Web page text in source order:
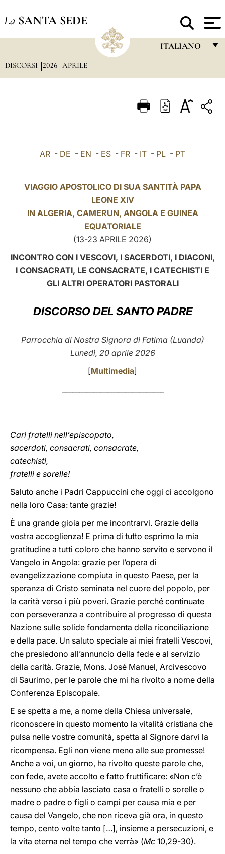
La SANTA SEDE
ITALIANO
ITALIANO
POLSKI
DISCORSI 2026 APRILE
AR - DE - EN - ES - FR - IT - PL - PT
VIAGGIO APOSTOLICO DI SUA SANTITÀ PAPA
LEONE XIV
IN ALGERIA, CAMERUN, ANGOLA E GUINEA
EQUATORIALE
(13-23 APRILE 2026)
INCONTRO CON I VESCOVI, I SACERDOTI, I DIACONI,
I CONSACRATI, LE CONSACRATE, I CATECHISTI E
GLI ALTRI OPERATORI PASTORALI
DISCORSO DEL SANTO PADRE
Parrocchia di Nostra Signora di Fatima (Luanda)
Lunedì, 20 aprile 2026
[Multimedia]
Cari fratelli nell’episcopato,
sacerdoti, consacrati, consacrate,
catechisti,
fratelli e sorelle!
Saluto anche i Padri Cappuccini che oggi ci accolgono
nella loro Casa: tante grazie!
È una grande gioia per me incontrarvi. Grazie della
vostra accoglienza! E prima di tutto esprimo la mia
gratitudine a tutti coloro che hanno servito e servono il
Vangelo in Angola: grazie per l’opera di
evangelizzazione compiuta in questo Paese, per la
speranza di Cristo seminata nel cuore del popolo, per
la carità verso i più poveri. Grazie perché continuate
con perseveranza a contribuire al progresso di questa
Nazione sulle solide fondamenta della riconciliazione
e della pace. Un saluto speciale ai miei fratelli Vescovi,
che presiedono all’annuncio della fede e al servizio
della carità. Grazie, Mons. José Manuel, Arcivescovo
di Saurimo, per le parole che mi ha rivolto a nome della
Conferenza Episcopale.
E se spetta a me, a nome della Chiesa universale,
riconoscere in questo momento la vitalità cristiana che
pulsa nelle vostre comunità, spetta al Signore darvi la
ricompensa. Egli non viene meno alle sue promesse!
Anche a voi, un giorno, ha rivolto queste parole che,
con fede, avete accolto e fatto fruttificare: «Non c’è
nessuno che abbia lasciato casa o fratelli o sorelle o
madre o padre o figli o campi per causa mia e per
causa del Vangelo, che non riceva già ora, in questo
tempo, cento volte tanto […], insieme a persecuzioni, e
la vita eterna nel tempo che verrà» (Mc 10,29-30).